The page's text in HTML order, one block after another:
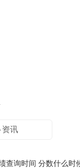
讯
查询时间 分数什么时